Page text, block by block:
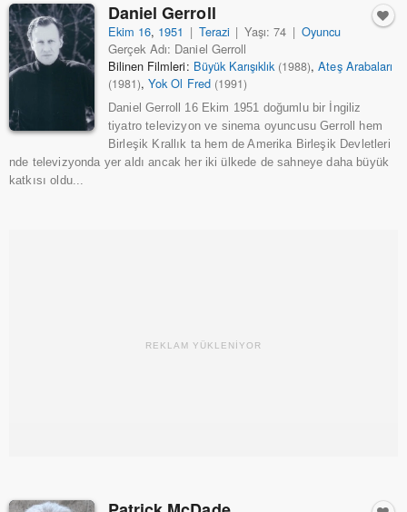
Daniel Gerroll
Ekim 16, 1951 | Terazi | Yaşı: 74 | Oyuncu
Gerçek Adı: Daniel Gerroll
Bilinen Filmleri: Büyük Karışıklık (1988),Ateş Arabaları
(1981),Yok Ol Fred (1991)
Daniel Gerroll 16 Ekim 1951 doğumlu bir İngiliz
tiyatro televizyon ve sinema oyuncusu Gerroll hem
Birleşik Krallık ta hem de Amerika Birleşik Devletleri
nde televizyonda yer aldı ancak her iki ülkede de sahneye daha büyük
katkısı oldu...
REKLAM YÜKLENİYOR